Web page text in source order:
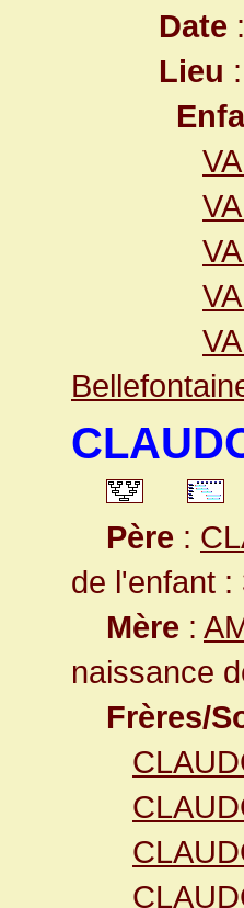
Date
Lieu :
Père :
de l'enfant :
Mère :
naissance
Frères/